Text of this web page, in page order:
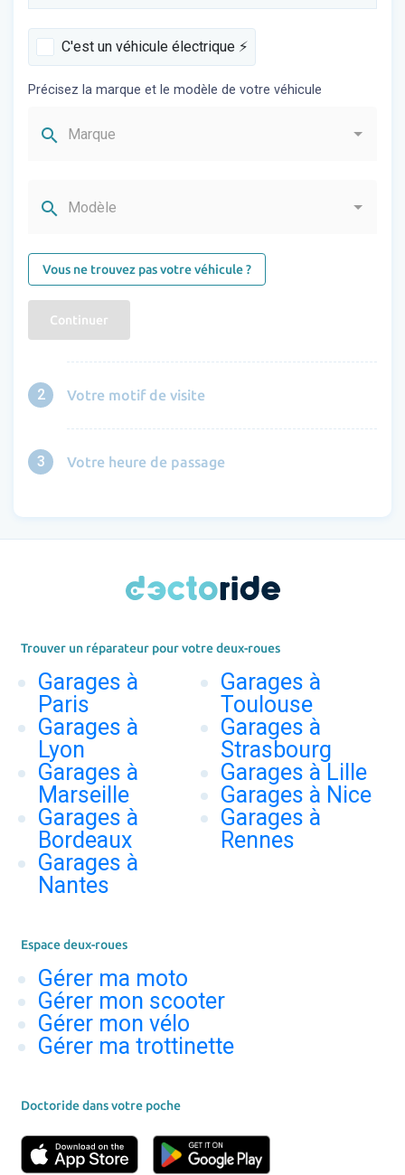
C'est un véhicule électrique ⚡️
Précisez la marque et le modèle de votre véhicule
search Marque
search Modèle
Vous ne trouvez pas votre véhicule ?
Continuer
2 Votre motif de visite
3 Votre heure de passage
Trouver un réparateur pour votre deux-roues
Garages à
Paris
Garages à
Lyon
Garages à
Marseille
Garages à
Bordeaux
Garages à
Nantes
Garages à
Toulouse
Garages à
Strasbourg
Garages à Lille
Garages à Nice
Garages à
Rennes
Espace deux-roues
Gérer ma moto
Gérer mon scooter
Gérer mon vélo
Gérer ma trottinette
Doctoride dans votre poche